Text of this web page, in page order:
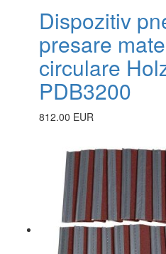
Dispozitiv
presare
circulare
PDB3200
812.00 EUR